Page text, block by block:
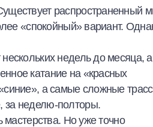
распространенный
«спокойный» вариант.
недель до месяца, а
катание на «красных
а самые сложные
за неделю-полторы.
мастерства. Но уже точно